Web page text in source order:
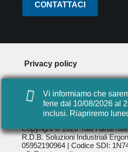
CONTATTACI
Privacy policy
Cookie policy
Digital agency: Videocomp
Copyright © 2026 Tutti i diritti
R.D.B. Soluzioni Industriali
05952190964 | Codice SDI:
Vi informiamo che
ferie dal 10/08/2026 al
inclusi. Riapriremo